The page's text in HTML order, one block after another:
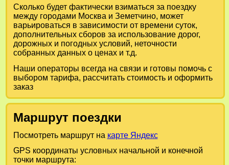
Сколько будет фактически взиматься за поездку
между городами Москваи Земетчино, может
варьироваться в зависимости от времени суток,
дополнительных сборов за использование дорог,
дорожных и погодных условий, неточности
собранных данных о ценах и т.д.
Наши операторы всегда на связи и готовы помочь с
выбором тарифа, рассчитать стоимость и оформить
заказ
Маршрут поездки
Посмотреть маршрут на карте Яндекс
GPS координаты условных начальной и конечной
точки маршрута: